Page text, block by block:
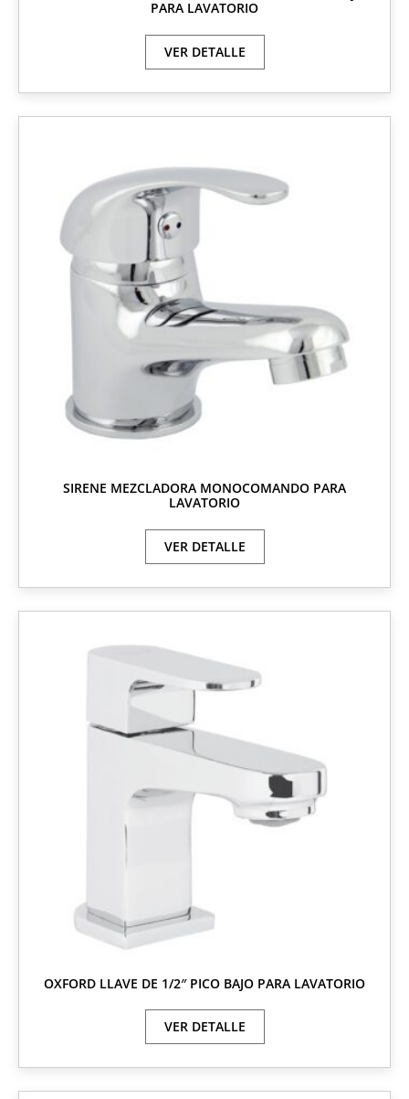
PARA LAVATORIO
VER DETALLE
SIRENE MEZCLADORA MONOCOMANDO PARA
LAVATORIO
VER DETALLE
OXFORD LLAVE DE 1/2″ PICO BAJO PARA LAVATORIO
VER DETALLE